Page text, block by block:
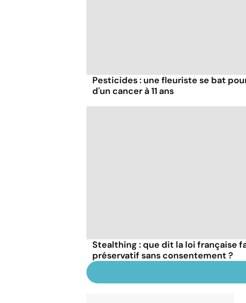
Pesticides : une fleuriste se bat
d'un cancer à 11 ans
Stealthing : que dit la loi française
préservatif sans consentement ?